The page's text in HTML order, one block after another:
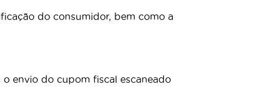
do consumidor, bem como a
envio do cupom fiscal escaneado